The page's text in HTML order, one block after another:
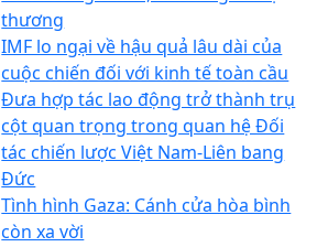
thương
IMF lo ngại về hậu quả lâu dài của
cuộc chiến đối với kinh tế toàn cầu
Đưa hợp tác lao động trở thành trụ
cột quan trọng trong quan hệ Đối
tác chiến lược Việt Nam-Liên bang
Đức
Tình hình Gaza: Cánh cửa hòa bình
còn xa vời